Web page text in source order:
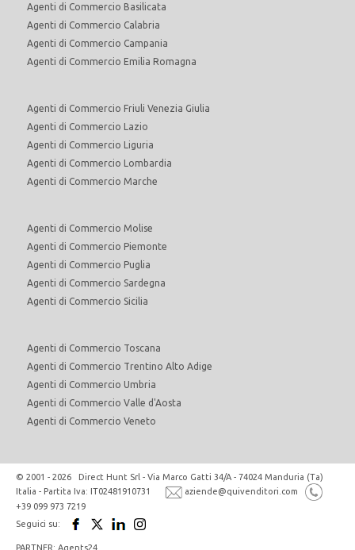
Agenti di Commercio Basilicata
Agenti di Commercio Calabria
Agenti di Commercio Campania
Agenti di Commercio Emilia Romagna
Agenti di Commercio Friuli Venezia Giulia
Agenti di Commercio Lazio
Agenti di Commercio Liguria
Agenti di Commercio Lombardia
Agenti di Commercio Marche
Agenti di Commercio Molise
Agenti di Commercio Piemonte
Agenti di Commercio Puglia
Agenti di Commercio Sardegna
Agenti di Commercio Sicilia
Agenti di Commercio Toscana
Agenti di Commercio Trentino Alto Adige
Agenti di Commercio Umbria
Agenti di Commercio Valle d'Aosta
Agenti di Commercio Veneto
© 2001 - 2026 Direct Hunt Srl - Via Marco Gatti 34/A - 74024 Manduria (Ta)
Italia - Partita Iva: IT02481910731
aziende@quivenditori.com
+39 099 973 7219
Seguici su:
PARTNER: Agents24